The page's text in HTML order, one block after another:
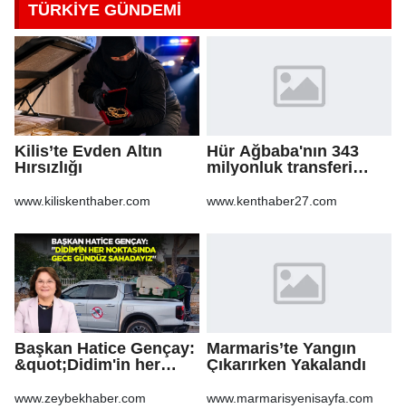
TÜRKİYE GÜNDEMİ
Kilis’te Evden Altın
Hırsızlığı
www.kiliskenthaber.com
Hür Ağbaba'nın 343
milyonluk transferi
Ağbaba'ya milyonlar
www.kenthaber27.com
Başkan Hatice Gençay:
&quot;Didim'in her
gündüz
www.zeybekhaber.com
Marmaris’te Yangın
Çıkarırken Yakalandı
www.marmarisyenisayfa.com